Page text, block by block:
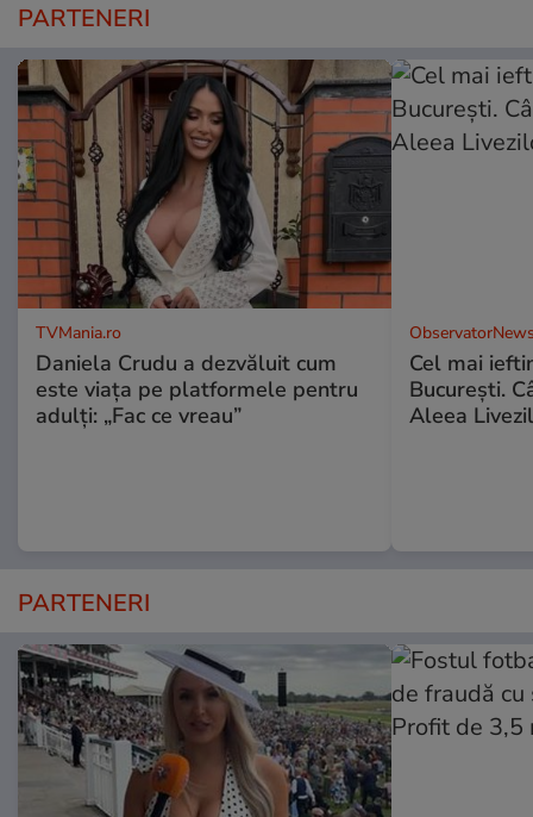
PARTENERI
TVMania.ro
Daniela Crudu a dezvăluit cum
este viața pe platformele pentru
adulți: „Fac ce vreau”
Cel mai
Bucureşti.
Aleea
PARTENERI